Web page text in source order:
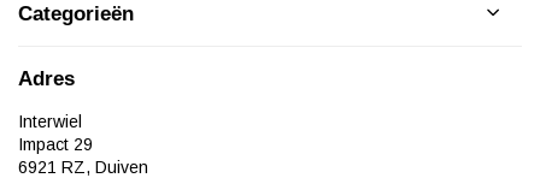
Categorieën
Adres
Interwiel
Impact 29
6921 RZ, Duiven